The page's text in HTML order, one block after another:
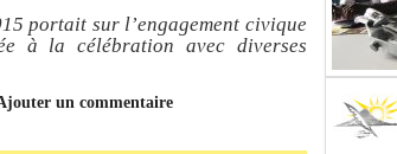
portait sur l’engagement civique
à la célébration avec diverses
un commentaire